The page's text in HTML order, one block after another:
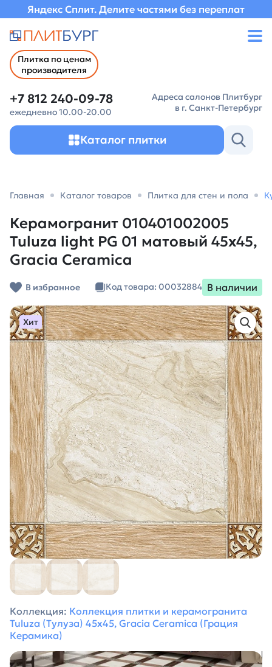
Яндекс Сплит. Делите частями без переплат
Плитка по ценам
производителя
+7 812 240-09-78
ежедневно 10.00-20.00
Адреса салонов Плитбург
в г. Санкт-Петербург
Каталог плитки
Главная Каталог товаров Плитка для стен и пола
Керамогранит 010401002005
Tuluza light PG 01 матовый 45х45,
Gracia Ceramica
В избранное Код товара: 00032884 В наличии
Хит
Коллекция: Коллекция плитки и керамогранита
Tuluza (Тулуза) 45х45, Gracia Ceramica (Грация
Керамика)